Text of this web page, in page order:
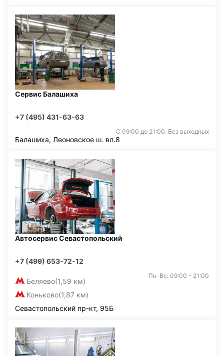
Сервис Балашиха
+7 (495) 431-63-63
С 09:00 до 21:00. Без выходных
Балашиха, Леоновское ш. вл.8
Автосервис Севастопольский
+7 (499) 653-72-12
Беляево(1,59 км)
Коньково(1,87 км)
Пн-Вс: 09:00 - 21:00
Севастопольский пр-кт, 95Б